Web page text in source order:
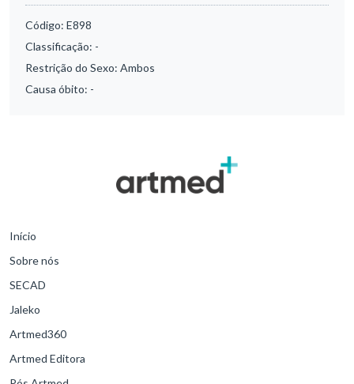
Código: E898
Classificação: -
Restrição do Sexo: Ambos
Causa óbito: -
Início
Sobre nós
SECAD
Jaleko
Artmed360
Artmed Editora